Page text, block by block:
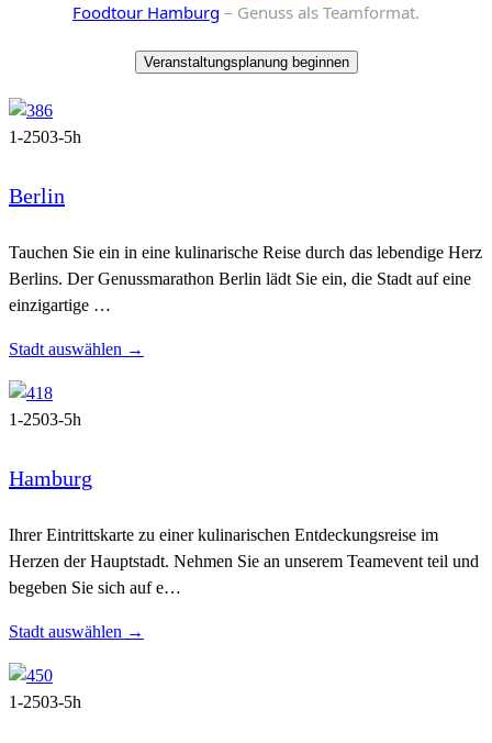
Foodtour Hamburg – Genuss als Teamformat.
Veranstaltungsplanung beginnen
1-2503-5h
Berlin
Tauchen Sie ein in eine kulinarische Reise durch das lebendige Herz
Berlins. Der Genussmarathon Berlin lädt Sie ein, die Stadt auf eine
einzigartige …
Stadt auswählen →
1-2503-5h
Hamburg
Ihrer Eintrittskarte zu einer kulinarischen Entdeckungsreise im
Herzen der Hauptstadt. Nehmen Sie an unserem Teamevent teil und
begeben Sie sich auf e…
Stadt auswählen →
1-2503-5h